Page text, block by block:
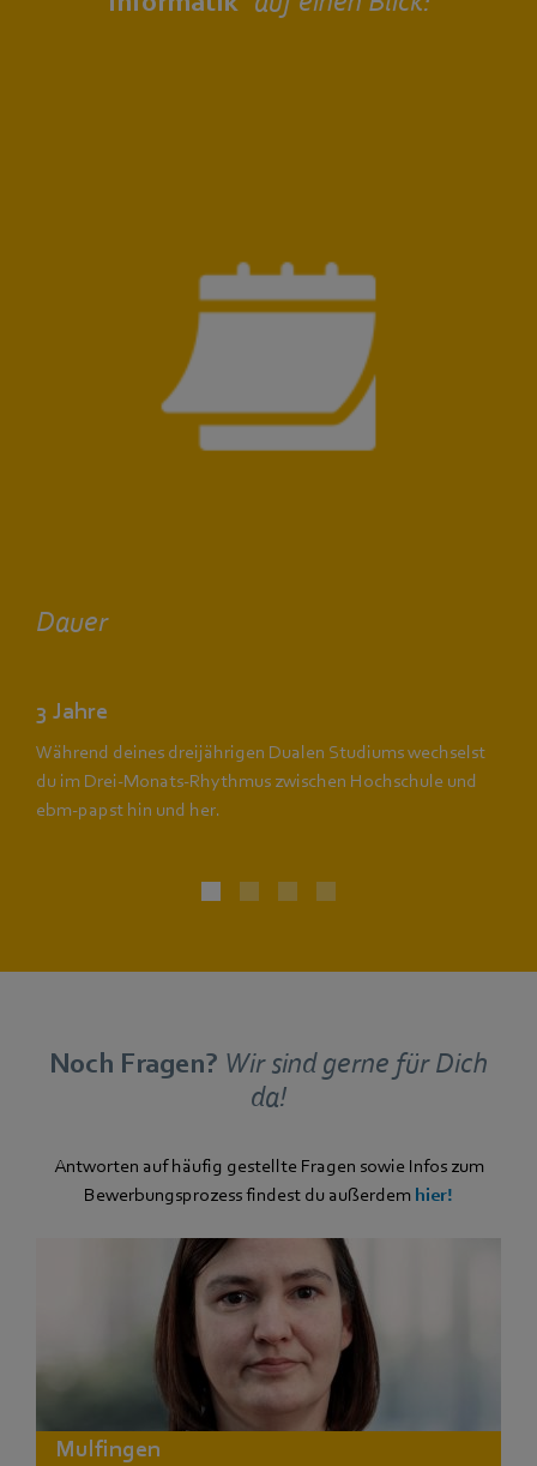
Dauer
3 Jahre
Während deines dreijährigen Dualen Studiums wechselst
du im Drei-Monats-Rhythmus zwischen Hochschule und
ebm‑papst hin und her.
Noch Fragen? Wir sind gerne für Dich
da!
Antworten auf häufig gestellte Fragen sowie Infos zum
Bewerbungsprozess findest du außerdem hier!
Mulfingen